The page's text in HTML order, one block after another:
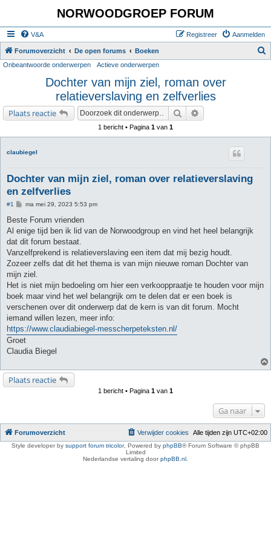
NORWOODGROEP FORUM
V&A Aanmelden
Registreer
Forumoverzicht De open forums Boeken
Onbeantwoorde onderwerpen Actieve onderwerpen
Dochter van mijn ziel, roman over
relatieverslaving en zelfverlies
Plaats reactie Zoek
1 bericht • Pagina 1 van 1
claubiegel
Dochter van mijn ziel, roman over relatieverslaving
en zelfverlies
#1
B
r
c
h
ma mei 29, 2023 5:53 pm
Beste Forum vrienden
Al enige tijd ben ik lid van de Norwoodgroup en vind het heel belangrijk
dat dit forum bestaat.
Vanzelfprekend is relatieverslaving een item dat mij bezig houdt.
Zozeer zelfs dat dit het thema is van mijn nieuwe roman Dochter van
mijn ziel.
Het is niet mijn bedoeling om hier een verkooppraatje te houden voor mijn
boek maar vind het wel belangrijk om te delen dat er een boek is
verschenen over dit onderwerp dat de kern is van dit forum. Mocht
iemand willen lezen, meer info:
https://www.claudiabiegel-messcherpeteksten.nl/
Groet
Claudia Biegel
Plaats reactie
1 bericht • Pagina 1 van 1
Ga naar
Forumoverzicht Alle tijden zijn UTC+02:00
Verwijder cookies
Style developer by support forum tricolor, Powered by phpBB® Forum Software © phpBB
Limited
Nederlandse vertaling doorphpBB.nl